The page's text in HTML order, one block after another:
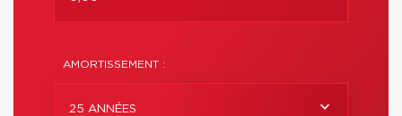
AMORTISSEMENT :
25 ANNÉES